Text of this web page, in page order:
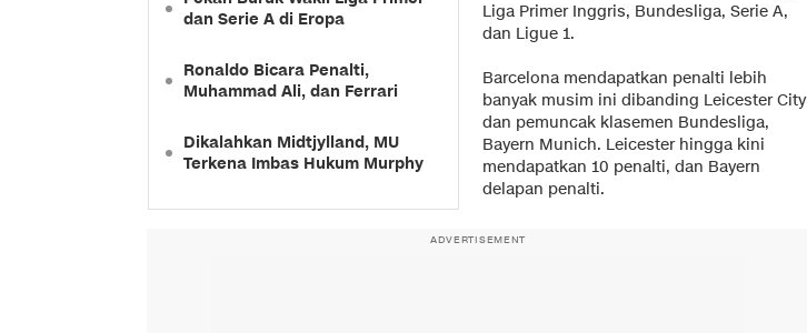
dan Serie A di Eropa
Ronaldo Bicara Penalti,
Muhammad Ali, dan Ferrari
Dikalahkan Midtjylland, MU
Terkena Imbas Hukum Murphy
Liga Primer Inggris, Bundesliga, Serie A,
dan Ligue 1.
Barcelona mendapatkan penalti lebih
banyak musim ini dibanding Leicester City
dan pemuncak klasemen Bundesliga,
Bayern Munich. Leicester hingga kini
mendapatkan 10 penalti, dan Bayern
delapan penalti.
ADVERTISEMENT